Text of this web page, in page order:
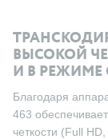
ВЫСОКОЙ
И В
Благодаря
463
четкости (Full